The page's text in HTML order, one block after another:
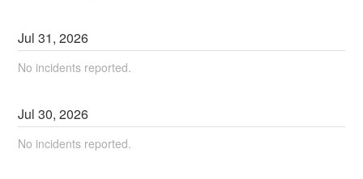
Jul31,2026
No incidents reported.
Jul30,2026
No incidents reported.